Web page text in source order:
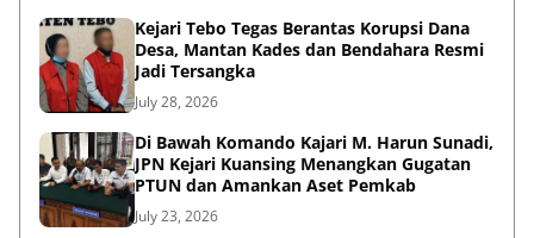
Kejari Tebo Tegas Berantas Korupsi Dana
Desa, Mantan Kades dan Bendahara Resmi
Jadi Tersangka
July 28, 2026
Di Bawah Komando Kajari M. Harun Sunadi,
JPN Kejari Kuansing Menangkan Gugatan
PTUN dan Amankan Aset Pemkab
July 23, 2026